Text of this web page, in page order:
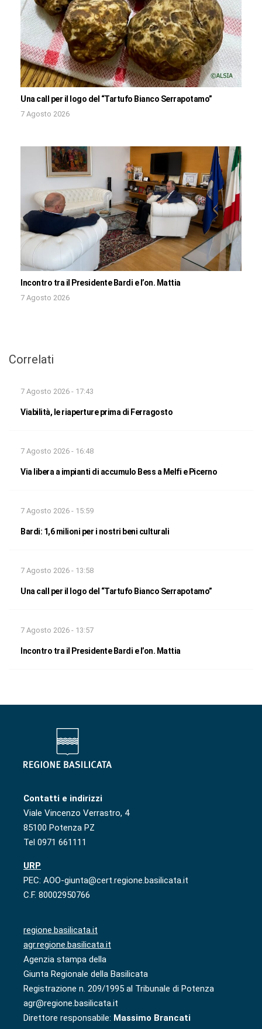
Una call per il logo del “Tartufo Bianco Serrapotamo”
7 Agosto 2026
Incontro tra il Presidente Bardi e l’on. Mattia
7 Agosto 2026
Correlati
7 Agosto 2026 - 17:43
Viabilità, le riaperture prima di Ferragosto
7 Agosto 2026 - 16:48
Via libera a impianti di accumulo Bess a Melfi e Picerno
7 Agosto 2026 - 15:59
Bardi: 1,6 milioni per i nostri beni culturali
7 Agosto 2026 - 13:58
Una call per il logo del “Tartufo Bianco Serrapotamo”
7 Agosto 2026 - 13:57
Incontro tra il Presidente Bardi e l’on. Mattia
Contatti e indirizzi
Viale Vincenzo Verrastro, 4
85100 Potenza PZ
Tel 0971 661111
URP
PEC: AOO-giunta@cert.regione.basilicata.it
C.F. 80002950766
regione.basilicata.it
agr.regione.basilicata.it
Agenzia stampa della
Giunta Regionale della Basilicata
Registrazione n. 209/1995 al Tribunale di Potenza
agr@regione.basilicata.it
Direttore responsabile: Massimo Brancati